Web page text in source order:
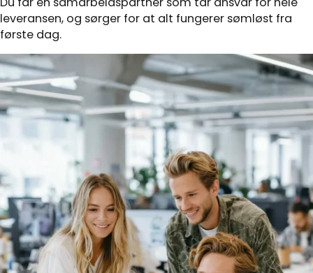
leveransen, og sørger for at alt fungerer sømløst fra
første dag.